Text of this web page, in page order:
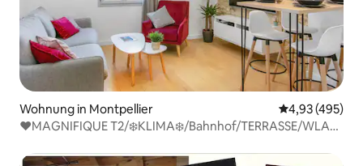
Wohnung in Montpellier
4,93 (495)
❤️MAGNIFIQUE T2/❄️KLIMA❄️/Bahnhof/TERRASSE/WLAN